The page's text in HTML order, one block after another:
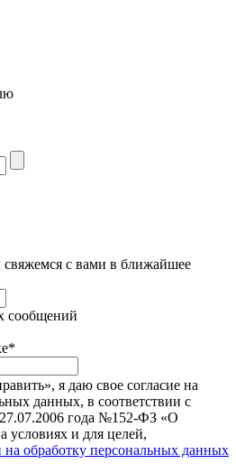
с вами в ближайшее
сообщений
*
я даю свое согласие на
данных, в соответствии с
года №152-ФЗ «О
условиях и для целей,
на обработку персональных данных